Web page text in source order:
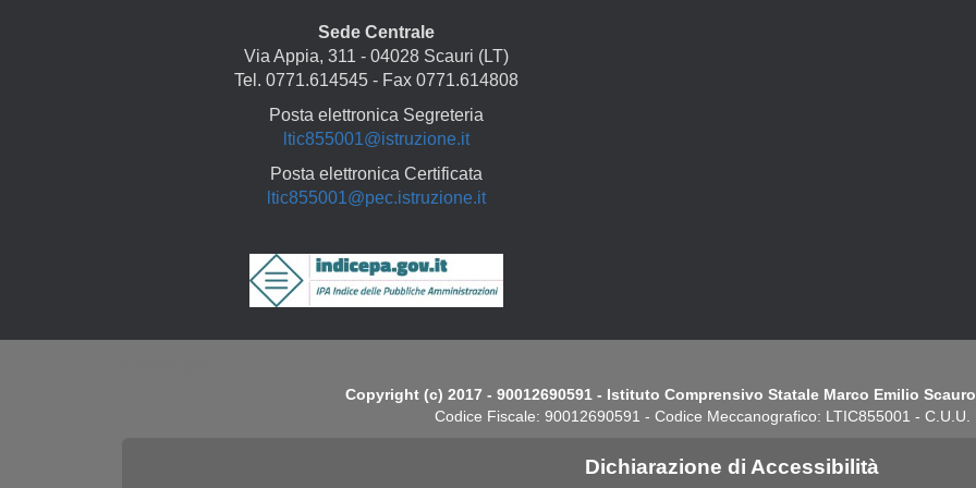
Sede Centrale
Via Appia, 311 - 04028 Scauri (LT)
Tel. 0771.614545 - Fax 0771.614808
Posta elettronica Segreteria
ltic855001@istruzione.it
Posta elettronica Certificata
ltic855001@pec.istruzione.it
Copyright (c) 2017 - 90012690591 - Istituto Comprensivo Statale Marco Emilio
Codice Fiscale: 90012690591 - Codice Meccanografico: LTIC855001 - C.U.U.
Dichiarazione di Accessibilità